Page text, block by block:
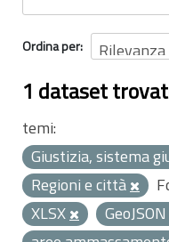
Ordina per
1 dataset
temi:
Giustizia, sistema
Regioni e città
XLSX
GeoJSON